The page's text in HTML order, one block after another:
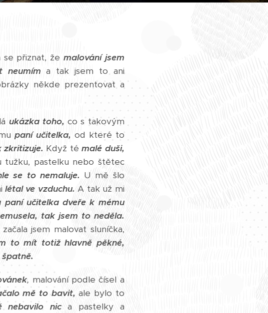
se přiznat, že malování jsem
neumím a tak jsem to ani
někde prezentovat a
ukázka toho, co s takovým
paní učitelka, od které to
zkritizuje. Když témalé duši,
pastelku nebo štětec
se to nemaluje. U mě šlo
létal ve vzduchu. A tak už mi
paní učitelka dveře k mému
tak jsem to neděla.
začala jsem malovat sluníčka,
to mít totiž hlavně pěkné,
, malování podle čísel a
mě to bavit,ale bylo to
nebavilo nica pastelky a